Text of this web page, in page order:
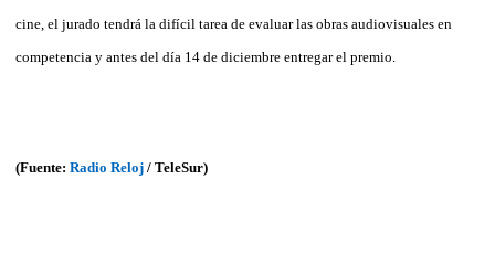
cine, el jurado tendrá la difícil tarea de evaluar las obras audiovisuales en
competencia y antes del día 14 de diciembre entregar el premio.
(Fuente: Radio Reloj / TeleSur)